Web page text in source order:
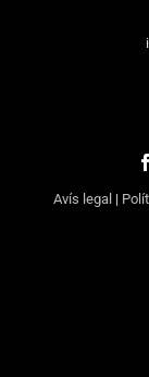
Avís legal |